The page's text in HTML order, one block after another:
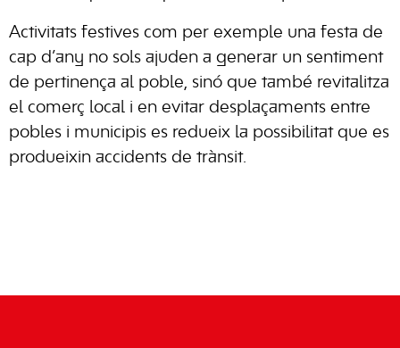
Activitats festives com per exemple una festa de
cap d’any no sols ajuden a generar un sentiment
de pertinença al poble, sinó que també revitalitza
el comerç local i en evitar desplaçaments entre
pobles i municipis es redueix la possibilitat que es
produeixin accidents de trànsit.